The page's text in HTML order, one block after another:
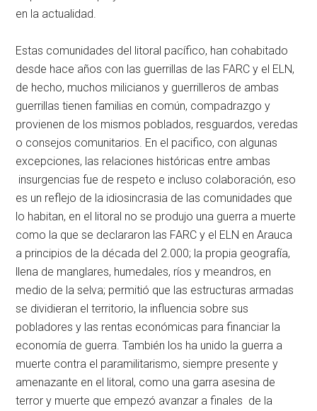
en la actualidad.
Estas comunidades del litoral pacífico, han cohabitado
desde hace años con las guerrillas de las FARC y el ELN,
de hecho, muchos milicianos y guerrilleros de ambas
guerrillas tienen familias en común, compadrazgo y
provienen de los mismos poblados, resguardos, veredas
o consejos comunitarios. En el pacifico, con algunas
excepciones, las relaciones históricas entre ambas
insurgencias fue de respeto e incluso colaboración, eso
es un reflejo de la idiosincrasia de las comunidades que
lo habitan, en el litoral no se produjo una guerra a muerte
como la que se declararon las FARC y el ELN en Arauca
a principios de la década del 2.000; la propia geografía,
llena de manglares, humedales, ríos y meandros, en
medio de la selva; permitió que las estructuras armadas
se dividieran el territorio, la influencia sobre sus
pobladores y las rentas económicas para financiar la
economía de guerra. También los ha unido la guerra a
muerte contra el paramilitarismo, siempre presente y
amenazante en el litoral, como una garra asesina de
terror y muerte que empezó avanzar a finales de la